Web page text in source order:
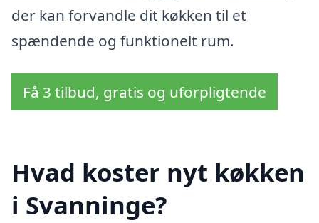
der kan forvandle dit køkken til et
spændende og funktionelt rum.
Få 3 tilbud, gratis og uforpligtende
Hvad koster nyt køkken
i Svanninge?